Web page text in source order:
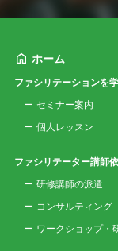
ホーム
ファシリテーションを
セミナー案内
個人レッスン
ファシリテーター講師
研修講師の派遣
コンサルティング
ワークショップ・